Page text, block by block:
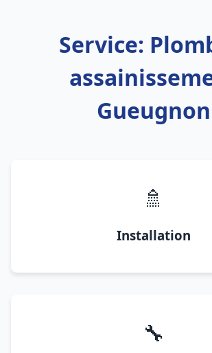
Service:
Gueugnon
🚿
Installation
🔧